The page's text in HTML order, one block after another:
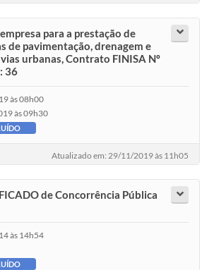
para a prestação de
de pavimentação, drenagem e
urbanas, Contrato FINISA Nº
36
às 08h00
às 09h30
Atualizado em: 29/11/2019 às 11h05
de Concorrência Pública
às 14h54